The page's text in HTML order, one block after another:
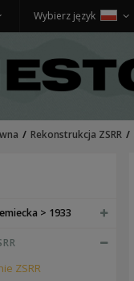
Wybierz język
Rekonstrukcja ZSRR
> 1933
ZSRR